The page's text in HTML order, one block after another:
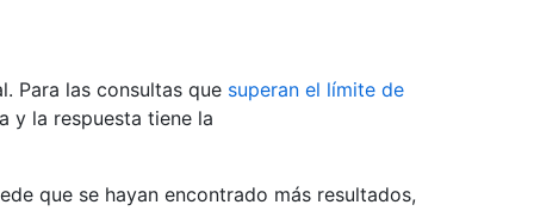
Para las consultas que superan el límite de
y la respuesta tiene la
que se hayan encontrado más resultados,